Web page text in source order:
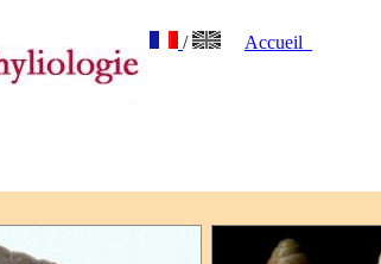
/ Accueil